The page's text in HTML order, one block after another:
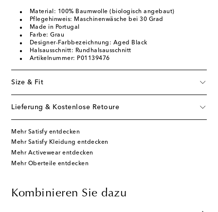
Material: 100% Baumwolle (biologisch angebaut)
Pflegehinweis: Maschinenwäsche bei 30 Grad
Made in Portugal
Farbe: Grau
Designer-Farbbezeichnung: Aged Black
Halsausschnitt: Rundhalsausschnitt
Artikelnummer: P01139476
Size & Fit
Lieferung & Kostenlose Retoure
Mehr Satisfy entdecken
Mehr Satisfy Kleidung entdecken
Mehr Activewear entdecken
Mehr Oberteile entdecken
Kombinieren Sie dazu